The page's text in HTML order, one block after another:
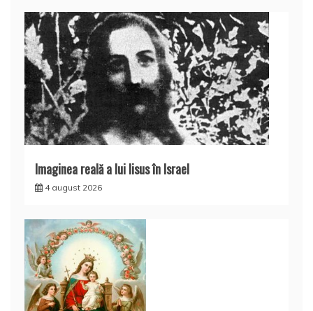
Imaginea reală a lui Iisus în Israel
4 august 2026